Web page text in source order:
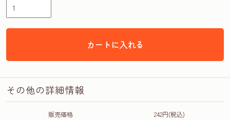
カートに入れる
その他の詳細情報
販売価格 242円(税込)